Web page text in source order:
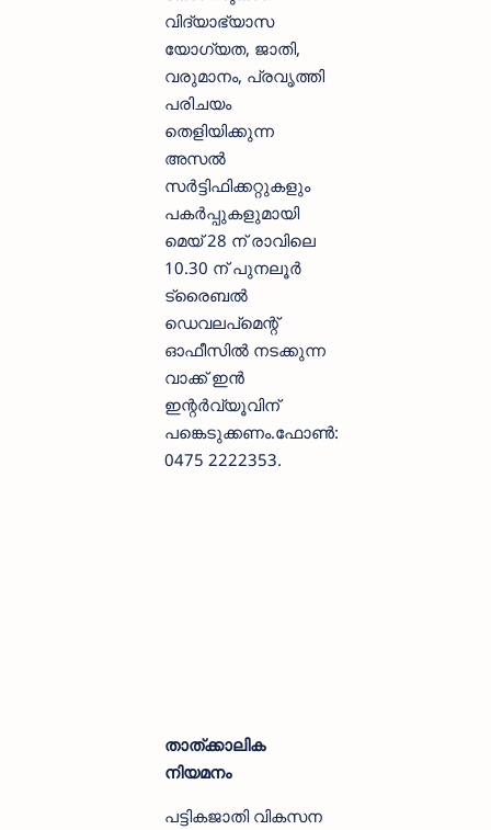
വിദ്യാഭ്യാസ
യോഗ്യത, ജാതി,
വരുമാനം, പ്രവൃത്തി
പരിചയം
തെളിയിക്കുന്ന
അസല്‍
സര്‍ട്ടിഫിക്കറ്റുകളും
പകര്‍പ്പുകളുമായി
മെയ് 28 ന് രാവിലെ
10.30 ന് പുനലൂര്‍
ട്രൈബല്‍
ഡെവലപ്‌മെന്റ്
ഓഫീസില്‍ നടക്കുന്ന
വാക്ക് ഇന്‍
ഇന്റര്‍വ്യൂവിന്
പങ്കെടുക്കണം.ഫോണ്‍:
0475 2222353.
താത്ക്കാലിക
നിയമനം
പട്ടികജാതി വികസന